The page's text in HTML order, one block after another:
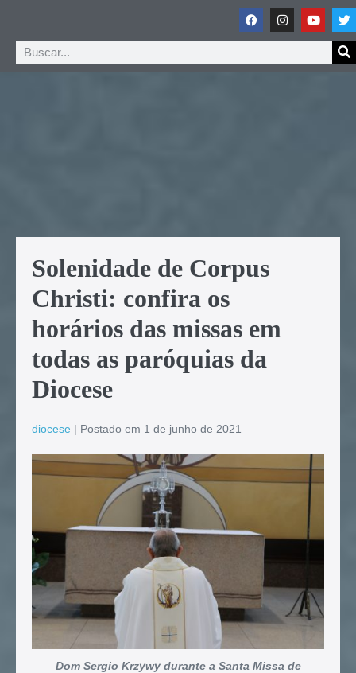
Solenidade de Corpus
Christi: confira os
horários das missas em
todas as paróquias da
Diocese
diocese | Postado em 1 de junho de 2021
Dom Sergio Krzywy durante a Santa Missa de